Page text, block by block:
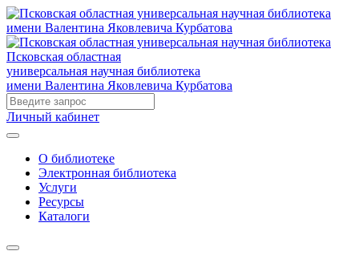
Псковская областная
универсальная научная библиотека
имени Валентина Яковлевича Курбатова
Личный кабинет
О библиотеке
Электронная библиотека
Услуги
Ресурсы
Каталоги